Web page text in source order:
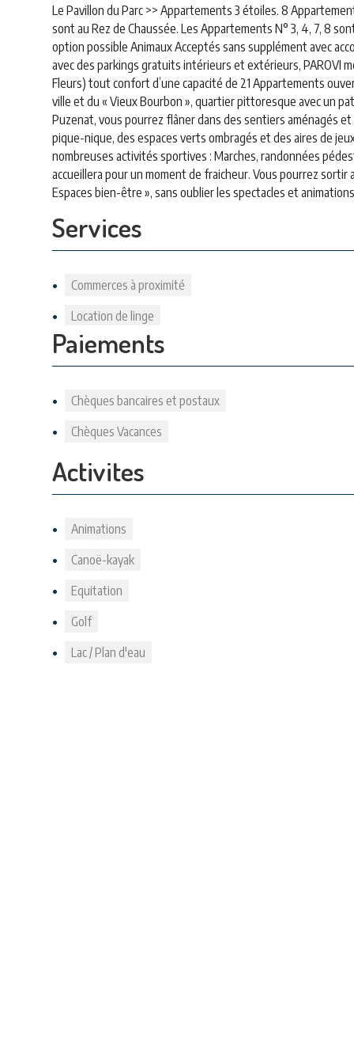
Le Pavillon du Parc >> Appartements 3 étoiles. 8
sont au Rez de Chaussée. Les Appartements N° 3, 4, 7, 8
option possible Animaux Acceptés sans supplément avec
avec des parkings gratuits intérieurs et extérieurs, PAROVI
Fleurs) tout confort d’une capacité de 21 Appartements
ville et du « Vieux Bourbon », quartier pittoresque avec un
Puzenat, vous pourrez flâner dans des sentiers aménagés et
pique-nique, des espaces verts ombragés et des aires de
nombreuses activités sportives : Marches, randonnées
accueillera pour un moment de fraicheur. Vous pourrez
Espaces bien-être », sans oublier les spectacles et
Services
Commerces à proximité
Location de linge
Paiements
Chèques bancaires et postaux
Chèques Vacances
Activites
Animations
Canoë-kayak
Equitation
Golf
Lac / Plan d'eau